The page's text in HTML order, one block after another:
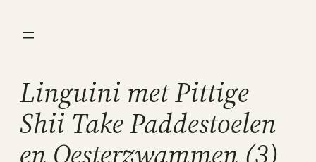
naar
Linguini met Pittige
Shii Take Paddestoelen
en Oesterzwammen (3)